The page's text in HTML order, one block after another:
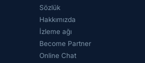
Sözlük
Hakkımızda
İzleme ağı
Become Partner
Online Chat